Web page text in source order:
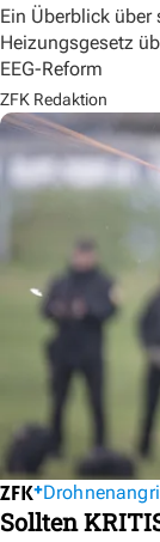
Ein Überblick über
Heizungsgesetz
EEG-Reform
ZFK Redaktion
Sollten